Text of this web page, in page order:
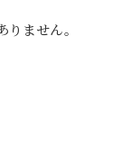
ません。